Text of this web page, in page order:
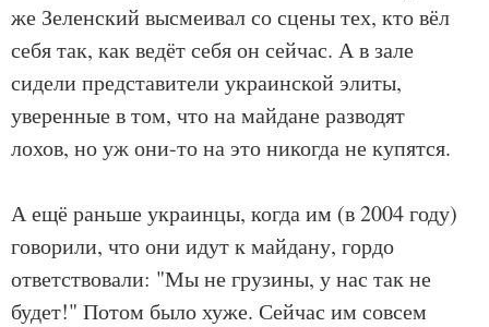
же Зеленский высмеивал со сцены тех, кто вёл
себя так, как ведёт себя он сейчас. А в зале
сидели представители украинской элиты,
уверенные в том, что на майдане разводят
лохов, но уж они-то на это никогда не купятся.
А ещё раньше украинцы, когда им (в 2004 году)
говорили, что они идут к майдану, гордо
ответствовали: "Мы не грузины, у нас так не
будет!" Потом было хуже. Сейчас им совсем